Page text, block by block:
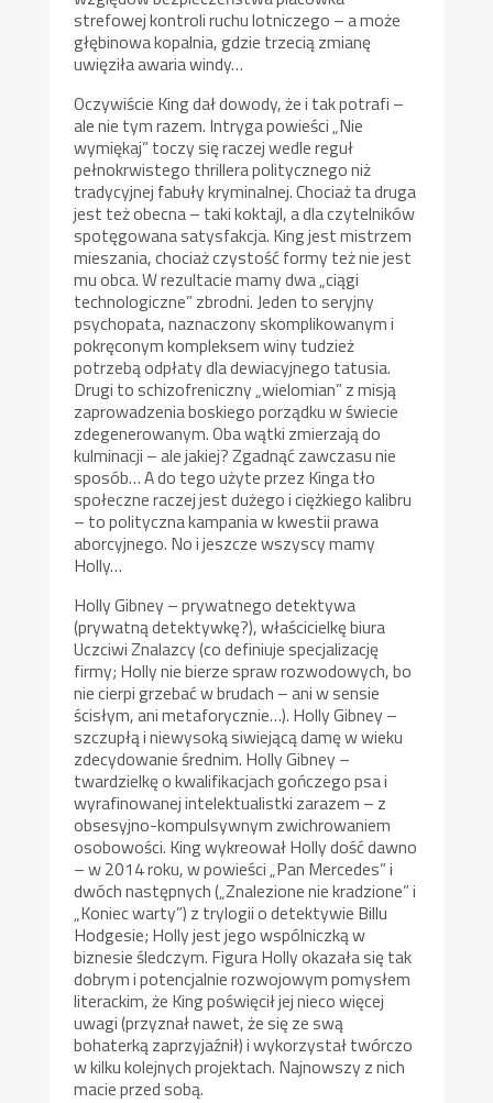
strefowej kontroli ruchu lotniczego – a może
głębinowa kopalnia, gdzie trzecią zmianę
uwięziła awaria windy…
Oczywiście King dał dowody, że i tak potrafi –
ale nie tym razem. Intryga powieści „Nie
wymiękaj” toczy się raczej wedle reguł
pełnokrwistego thrillera politycznego niż
tradycyjnej fabuły kryminalnej. Chociaż ta druga
jest też obecna – taki koktajl, a dla czytelników
spotęgowana satysfakcja. King jest mistrzem
mieszania, chociaż czystość formy też nie jest
mu obca. W rezultacie mamy dwa „ciągi
technologiczne” zbrodni. Jeden to seryjny
psychopata, naznaczony skomplikowanym i
pokręconym kompleksem winy tudzież
potrzebą odpłaty dla dewiacyjnego tatusia.
Drugi to schizofreniczny „wielomian” z misją
zaprowadzenia boskiego porządku w świecie
zdegenerowanym. Oba wątki zmierzają do
kulminacji – ale jakiej? Zgadnąć zawczasu nie
sposób… A do tego użyte przez Kinga tło
społeczne raczej jest dużego i ciężkiego kalibru
– to polityczna kampania w kwestii prawa
aborcyjnego. No i jeszcze wszyscy mamy
Holly…
Holly Gibney – prywatnego detektywa
(prywatną detektywkę?), właścicielkę biura
Uczciwi Znalazcy (co definiuje specjalizację
firmy; Holly nie bierze spraw rozwodowych, bo
nie cierpi grzebać w brudach – ani w sensie
ścisłym, ani metaforycznie…). Holly Gibney –
szczupłą i niewysoką siwiejącą damę w wieku
zdecydowanie średnim. Holly Gibney –
twardzielkę o kwalifikacjach gończego psa i
wyrafinowanej intelektualistki zarazem – z
obsesyjno-kompulsywnym zwichrowaniem
osobowości. King wykreował Holly dość dawno
– w 2014 roku, w powieści „Pan Mercedes” i
dwóch następnych („Znalezione nie kradzione” i
„Koniec warty”) z trylogii o detektywie Billu
Hodgesie; Holly jest jego wspólniczką w
biznesie śledczym. Figura Holly okazała się tak
dobrym i potencjalnie rozwojowym pomysłem
literackim, że King poświęcił jej nieco więcej
uwagi (przyznał nawet, że się ze swą
bohaterką zaprzyjaźnił) i wykorzystał twórczo
w kilku kolejnych projektach. Najnowszy z nich
macie przed sobą.